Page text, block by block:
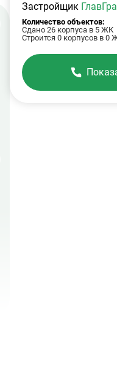
Застройщик
Количество объектов:
Сдано 26 корпуса в 5 ЖК
Строится 0 корпусов в 0